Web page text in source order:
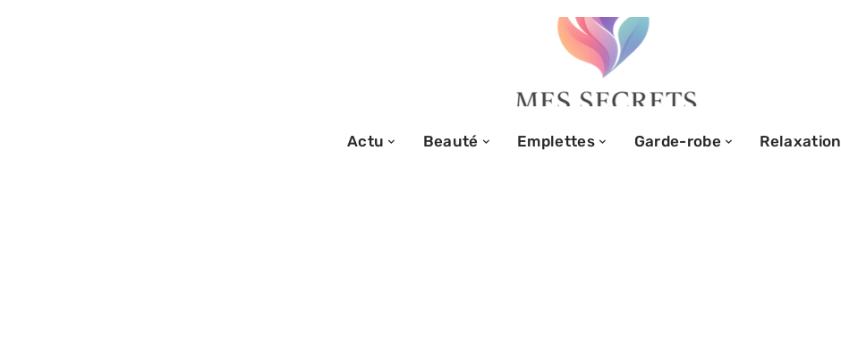
Actu Beauté Emplettes Garde-robe Relaxation